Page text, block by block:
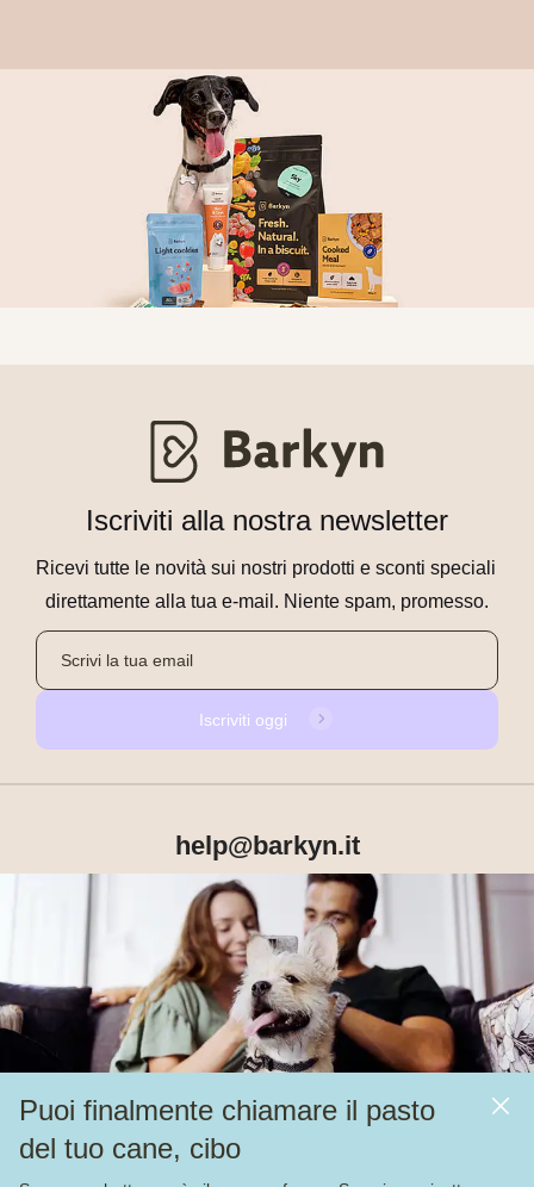
Puoi finalmente chiamare il pasto
del tuo cane, cibo
Iscriviti alla nostra newsletter
Ricevi tutte le novità sui nostri prodotti e sconti speciali
direttamente alla tua e-mail. Niente spam, promesso.
Iscriviti oggi
help@barkyn.it
Prodotti
Altri link
Alimentazione